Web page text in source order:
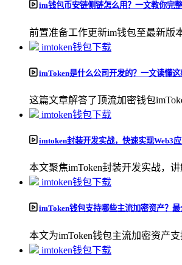
im钱包币安链侧链怎么用？一文教你完
前置准备工作更新im钱包至最新版
imtoken钱包下载
imToken是什么公司开发的？一文读懂
这篇文章解答了顶流加密钱包
imtoken钱包下载
imtoken封装开发实战，快速实现Web3
本文聚焦imToken封装开发实战，
imtoken钱包下载
imToken钱包支持哪些主流加密资产？
本文为imToken钱包主流加密资产
imtoken钱包下载